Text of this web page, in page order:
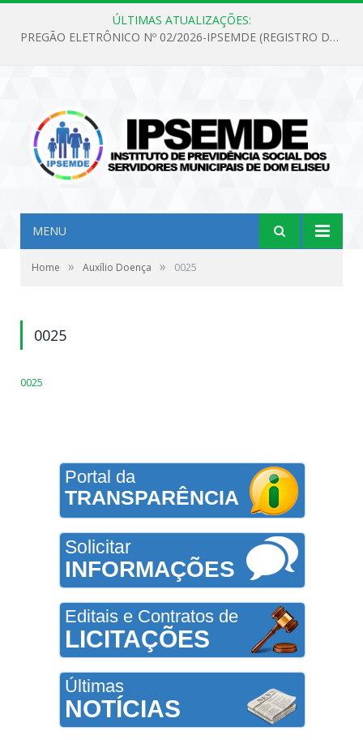
ÚLTIMAS ATUALIZAÇÕES:
PREGÃO ELETRÔNICO Nº 02/2026-IPSEMDE (REGISTRO DE PREÇOS PARA FUTURA E EVENTUAL AQUISIÇÃO DE MATERIAL DE LIMPEZA E GÊNEROS ALIMENTÍCIOS PARA ATENDER AS NECESSIDADES DO INSTITUTO DE PREVIDÊNCIA SOCIAL DOS SERVIDORES MUNICIPAIS DE DOM ELISEU.)
MENU
Home » Auxílio Doença » 0025
0025
0025
Portal da
TRANSPARÊNCIA
Solicitar
INFORMAÇÕES
Editais e Contratos de
LICITAÇÕES
Últimas
NOTÍCIAS